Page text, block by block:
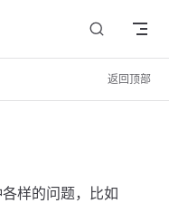
返回顶部
样的问题，比如